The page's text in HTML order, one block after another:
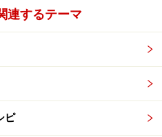
暖まるための飲み物だと思
酒は江戸時代には、夏の飲
した。俳句の季語を調べる
連するテーマ
ピ